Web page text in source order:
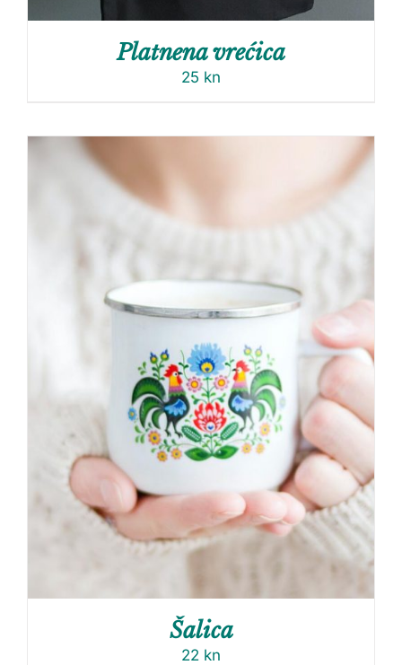
Platnena vrećica
25 kn
Šalica
22 kn